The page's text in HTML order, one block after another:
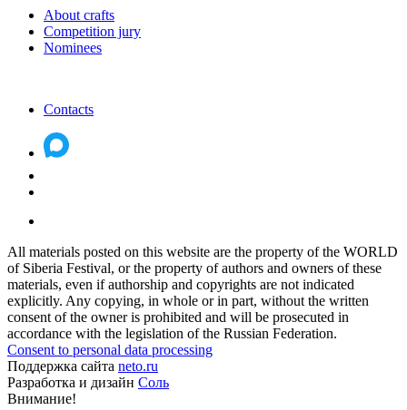
About crafts
Competition jury
Nominees
Contacts
All materials posted on this website are the property of the WORLD
of Siberia Festival, or the property of authors and owners of these
materials, even if authorship and copyrights are not indicated
explicitly. Any copying, in whole or in part, without the written
consent of the owner is prohibited and will be prosecuted in
accordance with the legislation of the Russian Federation.
Consent to personal data processing
Поддержка сайта neto.ru
Разработка и дизайн Соль
Внимание!